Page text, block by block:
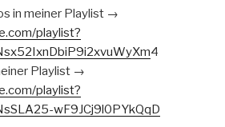
in meiner Playlist →
playlist?
4
Playlist →
playlist?
wF9JCj9l0PYkQqD